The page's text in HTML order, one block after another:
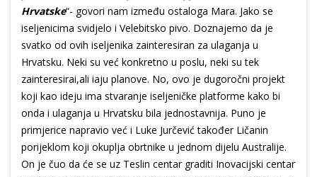
Hrvatske“- govori nam između ostaloga Mara. Jako se
iseljenicima svidjelo i Velebitsko pivo. Doznajemo da je
svatko od ovih iseljenika zainteresiran za ulaganja u
Hrvatsku. Neki su već konkretno u poslu, neki su tek
zainteresirai,ali iaju planove. No, ovo je dugoročni projekt
koji kao ideju ima stvaranje iseljeničke platforme kako bi
onda i ulaganja u Hrvatsku bila jednostavnija. Puno je
primjerice napravio već i Luke Jurčević također Ličanin
porijeklom koji okuplja obrtnike u jednom dijelu Australije.
On je čuo da će se uz Teslin centar graditi Inovacijski centar